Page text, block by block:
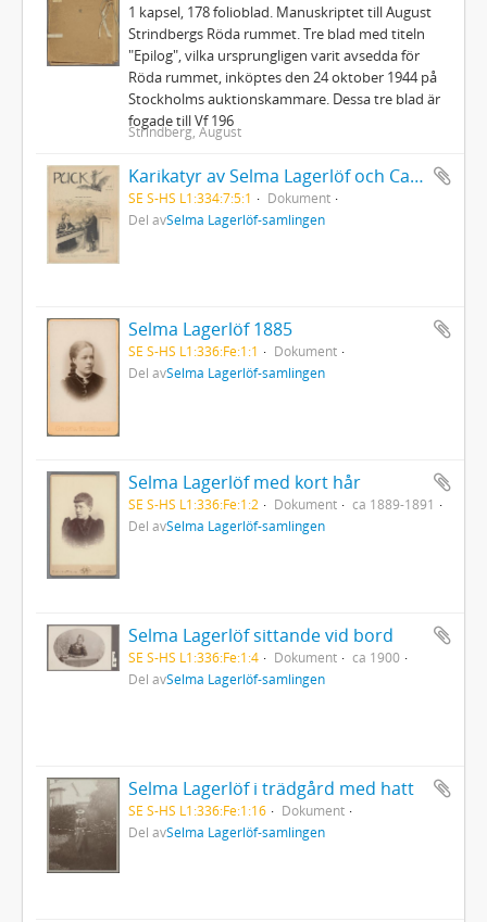
1 kapsel, 178 folioblad. Manuskriptet till August
Strindbergs Röda rummet. Tre blad med titeln
"Epilog", vilka ursprungligen varit avsedda för
Röda rummet, inköptes den 24 oktober 1944 på
Stockholms auktionskammare. Dessa tre blad är
fogade till Vf 196
Strindberg, August
Karikatyr av Selma Lagerlöf och Carl David af Wirsén
SE S-HS L1:334:7:5:1
Dokument
Del avSelma Lagerlöf-samlingen
Selma Lagerlöf 1885
SE S-HS L1:336:Fe:1:1
Dokument
Del avSelma Lagerlöf-samlingen
Selma Lagerlöf med kort hår
SE S-HS L1:336:Fe:1:2 Dokument
ca 1889-1891
Del avSelma Lagerlöf-samlingen
Selma Lagerlöf sittande vid bord
SE S-HS L1:336:Fe:1:4 Dokument
ca 1900
Del avSelma Lagerlöf-samlingen
Selma Lagerlöf i trädgård med hatt
SE S-HS L1:336:Fe:1:16
Dokument
Del avSelma Lagerlöf-samlingen